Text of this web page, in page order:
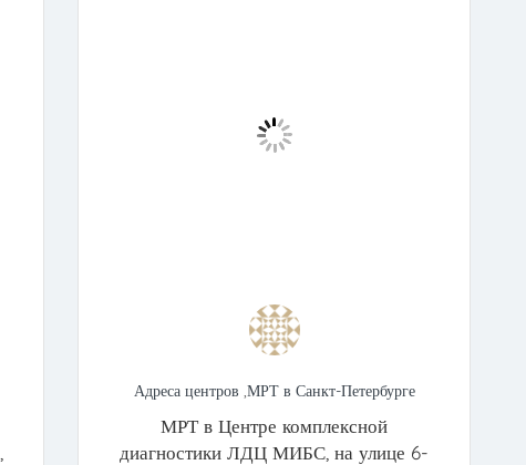
Адреса центров ,МРТ в Санкт-Петербурге
МРТ в Центре комплексной
диагностики ЛДЦ МИБС, на улице 6-